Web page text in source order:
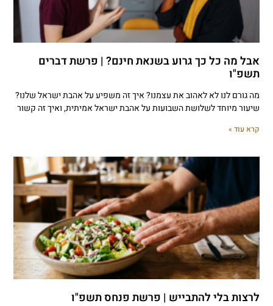
אבל מה כל כך גרוע בשנאת חינם? | פרשת דברים
תשפ"ו
מה גורם לנו לא לאהוב את עצמנו? איך זה משפיע על אהבת ישראל שלנו?
שיעור מיוחד לשלושת השבועות על אהבת ישראל אמיתית, ואיך זה קשור
קרא עוד »
לרצות בלי להתבייש | פרשת פנחס תשפ"ו